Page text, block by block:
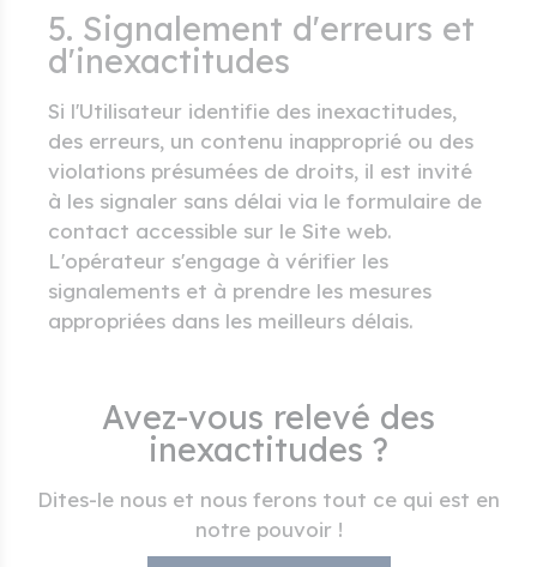
5. Signalement d'erreurs et
d'inexactitudes
Si l'Utilisateur identifie des inexactitudes,
des erreurs, un contenu inapproprié ou des
violations présumées de droits, il est invité
à les signaler sans délai via le formulaire de
contact accessible sur le Site web.
L'opérateur s'engage à vérifier les
signalements et à prendre les mesures
appropriées dans les meilleurs délais.
Avez-vous relevé des
inexactitudes ?
Dites-le nous et nous ferons tout ce qui est en
notre pouvoir !